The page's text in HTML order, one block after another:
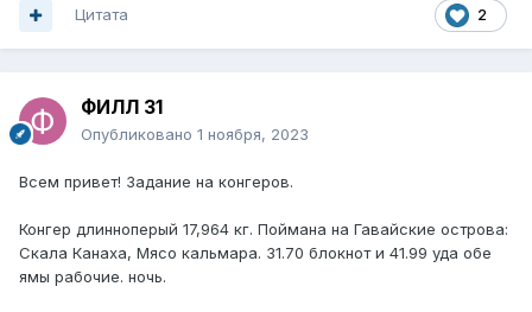
2
Цитата
ФИЛЛ 31
Опубликовано 1 ноября, 2023
Всем привет! Задание на конгеров.
Конгер длинноперый 17,964 кг. Поймана на Гавайские острова:
Скала Канаха, Мясо кальмара. 31.70 блокнот и 41.99 уда обе
ямы рабочие. ночь.